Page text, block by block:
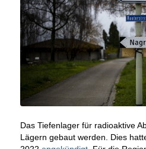
Das Tiefenlager für radioaktive
Lägern gebaut werden. Dies